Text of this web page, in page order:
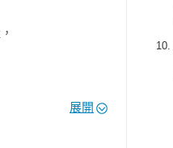
展開